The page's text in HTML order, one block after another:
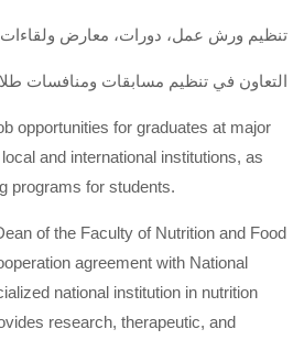
تنظيم ورش عمل، دورات، معارض ولقاءات
التعاون في تنظيم مسابقات ومنافسات
opportunities for graduates at major
and international institutions, as
programs for students.
of the Faculty of Nutrition and Food
agreement with National
national institution in nutrition
research, therapeutic, and